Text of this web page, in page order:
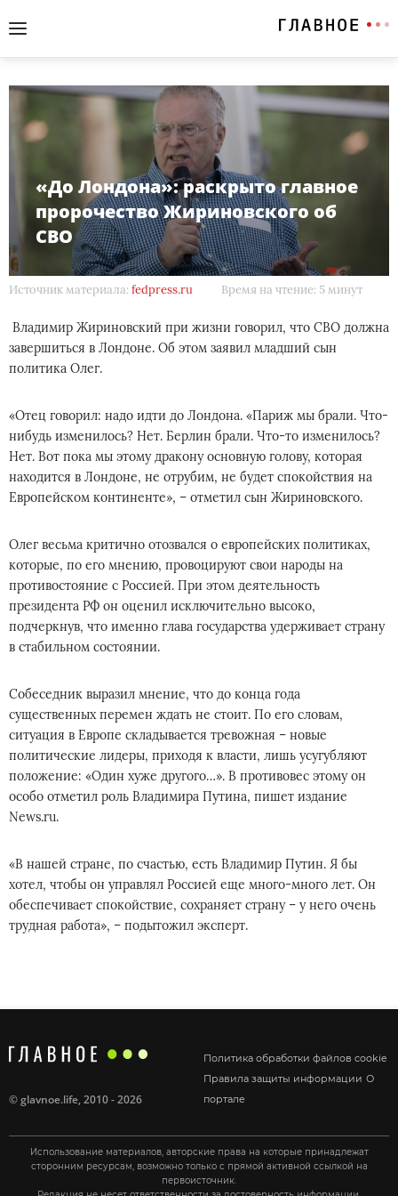
«До Лондона»: раскрыто главное
пророчество Жириновского об
СВО
Источник материала: fedpress.ru Время на чтение: 5 минут
Владимир Жириновский при жизни говорил, что СВО должна
завершиться в Лондоне. Об этом заявил младший сын
политика Олег.
«Отец говорил: надо идти до Лондона. «Париж мы брали. Что-
нибудь изменилось? Нет. Берлин брали. Что-то изменилось?
Нет. Вот пока мы этому дракону основную голову, которая
находится в Лондоне, не отрубим, не будет спокойствия на
Европейском континенте», – отметил сын Жириновского.
Олег весьма критично отозвался о европейских политиках,
которые, по его мнению, провоцируют свои народы на
противостояние с Россией. При этом деятельность
президента РФ он оценил исключительно высоко,
подчеркнув, что именно глава государства удерживает страну
в стабильном состоянии.
Собеседник выразил мнение, что до конца года
существенных перемен ждать не стоит. По его словам,
ситуация в Европе складывается тревожная – новые
политические лидеры, приходя к власти, лишь усугубляют
положение: «Один хуже другого…». В противовес этому он
особо отметил роль Владимира Путина, пишет издание
News.ru.
«В нашей стране, по счастью, есть Владимир Путин. Я бы
хотел, чтобы он управлял Россией еще много-много лет. Он
обеспечивает спокойствие, сохраняет страну – у него очень
трудная работа», – подытожил эксперт.
Политика обработки файлов cookie
Правила защиты информации О
портале
©glavnoe.life, 2010 - 2026
Использование материалов, авторские права на которые принадлежат
сторонним ресурсам, возможно только с прямой активной ссылкой на
первоисточник.